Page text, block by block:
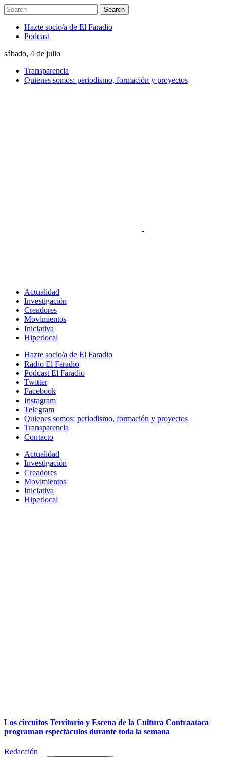
Hazte socio/a de El Faradio
Podcast
sábado, 4 de julio
Transparencia
Quienes somos: periodismo, formación y proyectos
Actualidad
Investigación
Creadores
Movimientos
Iniciativa
Hiperlocal
Hazte socio/a de El Faradio
Radio El Faradio
Podcast El Faradio
Twitter
Facebook
Instagram
Telegram
Quienes somos: periodismo, formación y proyectos
Transparencia
Contacto
Actualidad
Investigación
Creadores
Movimientos
Iniciativa
Hiperlocal
Los circuitos Territorio y Escena de la Cultura Contraataca
programan espectáculos durante toda la semana
Redacción